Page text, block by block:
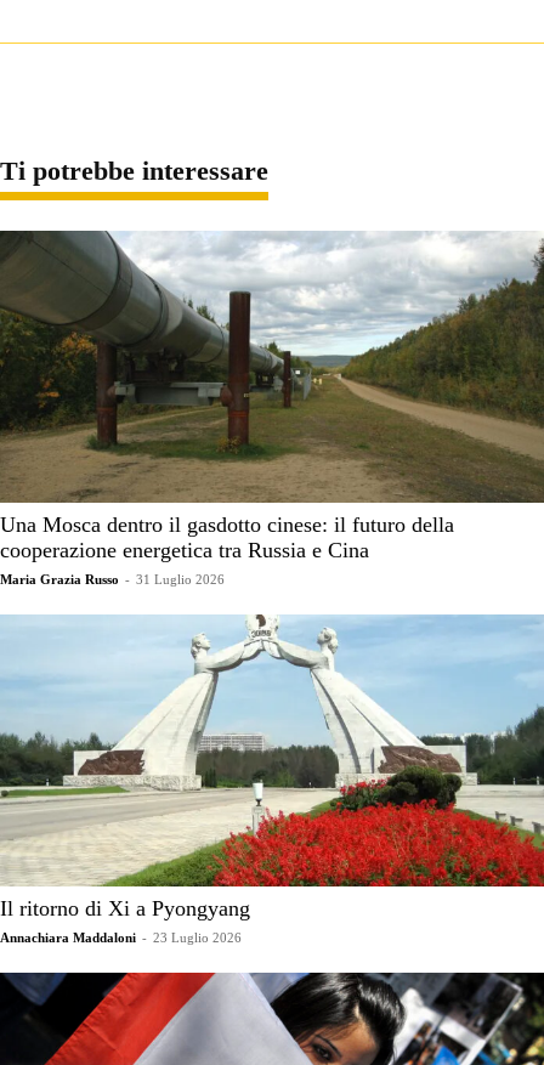
Ti potrebbe interessare
Una Mosca dentro il gasdotto cinese: il futuro della
cooperazione energetica tra Russia e Cina
Maria Grazia Russo - 31 Luglio 2026
Il ritorno di Xi a Pyongyang
Annachiara Maddaloni - 23 Luglio 2026